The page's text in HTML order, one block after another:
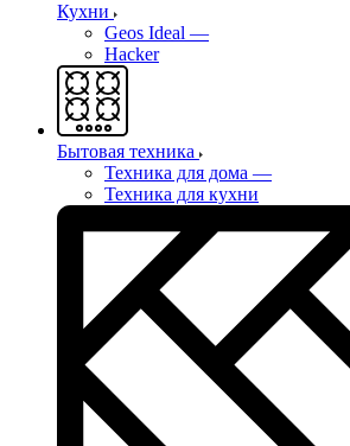
Кухни
Geos Ideal —
Hacker
Бытовая техника
Техника для дома —
Техника для кухни